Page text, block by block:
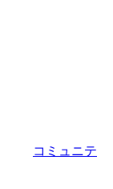
コミュニテ